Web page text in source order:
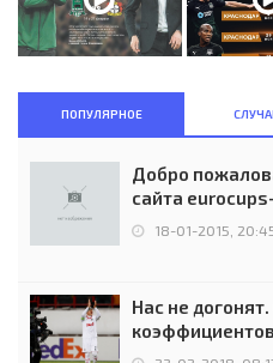
ПОПУЛЯРНОЕ
Добро
сайта
18-01-2015,
Нас не
Россией